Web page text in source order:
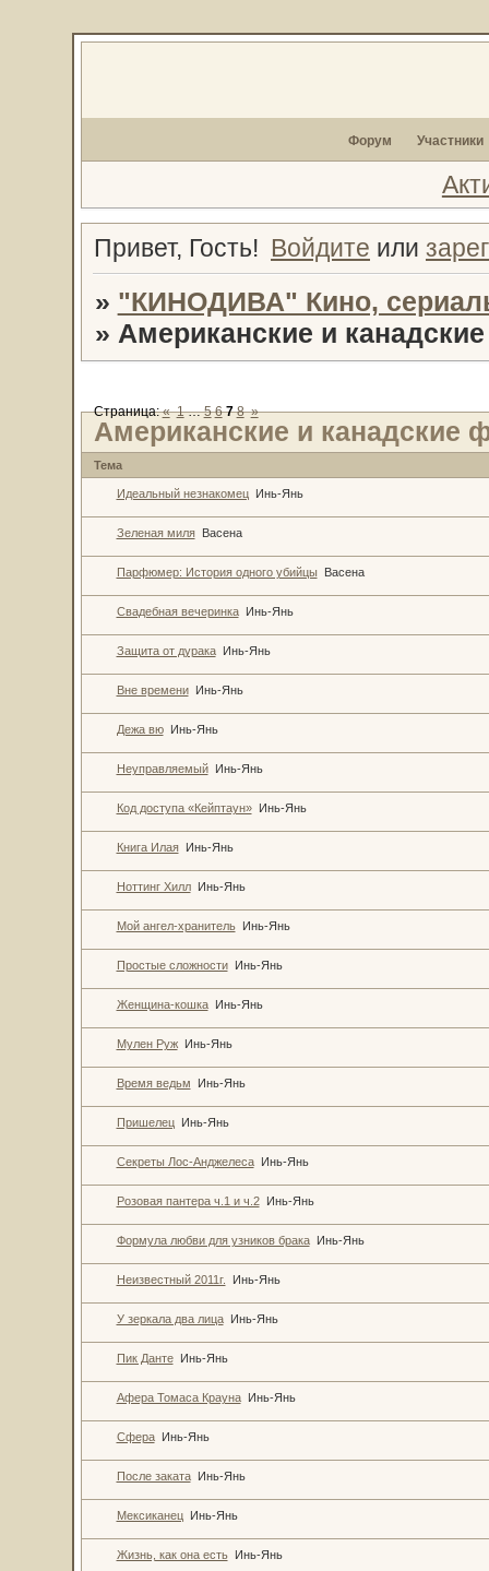
Форум Участники
Привет, Гость! Войдите или
» "КИНОДИВА" Кино,
» Американские и
Американские и канадские
Страница:« 1 … 5 6 7 8 »
Тема
Идеальный незнакомец Инь-Янь
Зеленая миля Васена
Парфюмер: История одного убийцы Васена
Свадебная вечеринка Инь-Янь
Защита от дурака Инь-Янь
Вне времени Инь-Янь
Дежа вю Инь-Янь
Неуправляемый Инь-Янь
Код доступа «Кейптаун» Инь-Янь
Книга Илая Инь-Янь
Ноттинг Хилл Инь-Янь
Мой ангел-хранитель Инь-Янь
Простые сложности Инь-Янь
Женщина-кошка Инь-Янь
Мулен Руж Инь-Янь
Время ведьм Инь-Янь
Пришелец Инь-Янь
Секреты Лос-Анджелеса Инь-Янь
Розовая пантера ч.1 и ч.2 Инь-Янь
Формула любви для узников брака Инь-Янь
Неизвестный 2011г. Инь-Янь
У зеркала два лица Инь-Янь
Пик Данте Инь-Янь
Афера Томаса Крауна Инь-Янь
Сфера Инь-Янь
После заката Инь-Янь
Мексиканец Инь-Янь
Жизнь, как она есть Инь-Янь